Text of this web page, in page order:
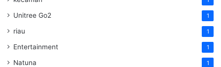
Unitree Go2 1
riau 1
Entertainment 1
Natuna 1